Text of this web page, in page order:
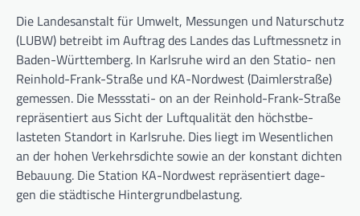
Die Landesanstalt für Umwelt, Messungen und Naturschutz
(LUBW) betreibt im Auftrag des Landes das Luftmessnetz in
Baden-Württemberg. In Karlsruhe wird an den Statio- nen
Reinhold-Frank-Straße und KA-Nordwest (Daimlerstraße)
gemessen. Die Messstati- on an der Reinhold-Frank-Straße
repräsentiert aus Sicht der Luftqualität den höchstbe-
lasteten Standort in Karlsruhe. Dies liegt im Wesentlichen
an der hohen Verkehrsdichte sowie an der konstant dichten
Bebauung. Die Station KA-Nordwest repräsentiert dage-
gen die städtische Hintergrundbelastung.